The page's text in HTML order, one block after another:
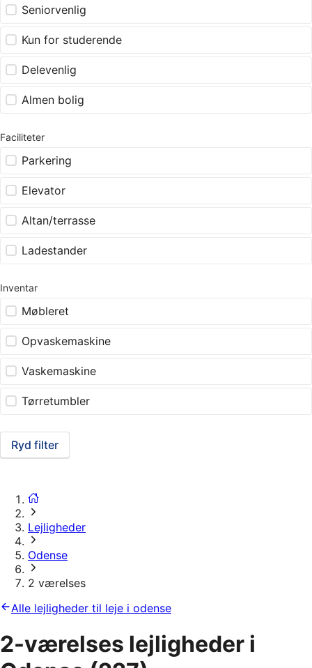
Seniorvenlig
Kun for studerende
Delevenlig
Almen bolig
Faciliteter
Parkering
Elevator
Altan/terrasse
Ladestander
Inventar
Møbleret
Opvaskemaskine
Vaskemaskine
Tørretumbler
Ryd filter
Lejligheder
Odense
2 værelses
Alle lejligheder til leje i odense
2-værelses lejligheder i